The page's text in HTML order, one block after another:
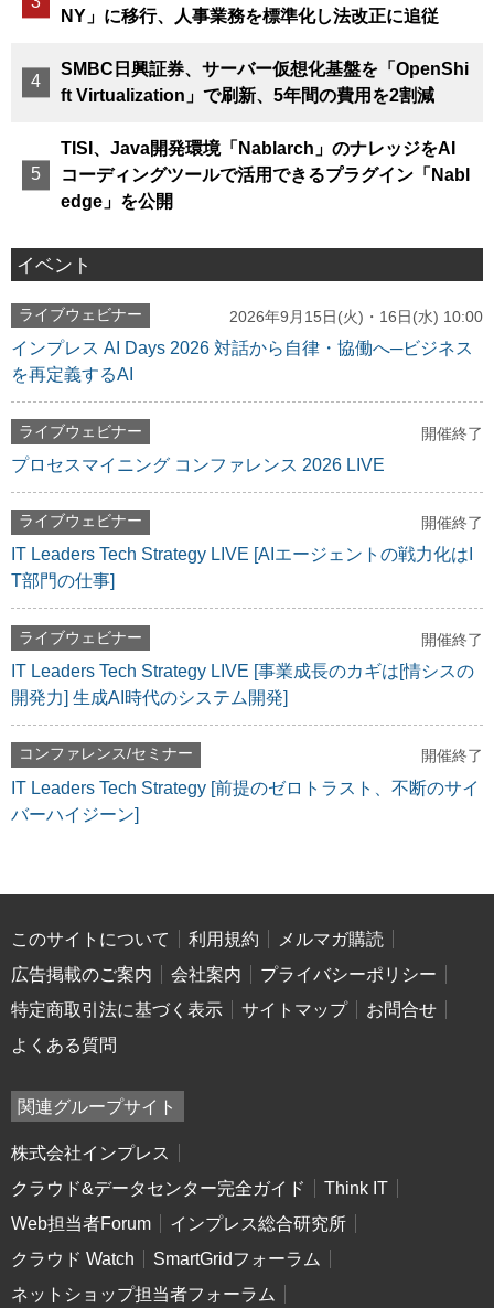
NY」に移行、人事業務を標準化し法改正に追従
SMBC日興証券、サーバー仮想化基盤を「OpenShi
ft Virtualization」で刷新、5年間の費用を2割減
TISI、Java開発環境「Nablarch」のナレッジをAI
コーディングツールで活用できるプラグイン「Nabl
edge」を公開
イベント
ライブウェビナー 2026年9月15日(火)・16日(水) 10:00
インプレス AI Days 2026 対話から自律・協働へ─ビジネス
を再定義するAI
ライブウェビナー 開催終了
プロセスマイニング コンファレンス 2026 LIVE
ライブウェビナー 開催終了
IT Leaders Tech Strategy LIVE [AIエージェントの戦力化はI
T部門の仕事]
ライブウェビナー 開催終了
IT Leaders Tech Strategy LIVE [事業成長のカギは[情シスの
開発力] 生成AI時代のシステム開発]
コンファレンス/セミナー 開催終了
IT Leaders Tech Strategy [前提のゼロトラスト、不断のサイ
バーハイジーン]
このサイトについて 利用規約
メルマガ購読
広告掲載のご案内
会社案内
プライバシーポリシー
特定商取引法に基づく表示
サイトマップ
お問合せ
よくある質問
関連グループサイト
株式会社インプレス
クラウド&データセンター完全ガイド
Think IT
Web担当者Forum
インプレス総合研究所
クラウド Watch
SmartGridフォーラム
ネットショップ担当者フォーラム